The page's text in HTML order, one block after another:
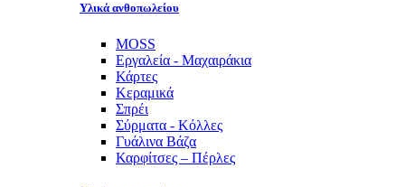
Υλικά ανθοπωλείου
MOSS
Εργαλεία - Μαχαιράκια
Κάρτες
Κεραμικά
Σπρέι
Σύρματα - Κόλλες
Γυάλινα Βάζα
Καρφίτσες – Πέρλες